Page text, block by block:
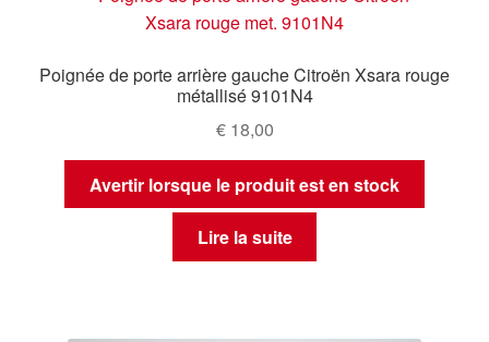
Poignée de porte arrière gauche Citroën Xsara rouge
métallisé 9101N4
€18,00
Avertir lorsque le produit est en stock
Lire la suite